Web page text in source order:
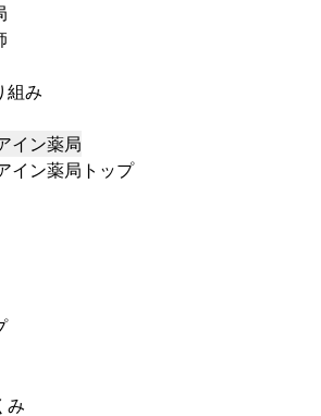
組み
イン薬局
イン薬局トップ
み